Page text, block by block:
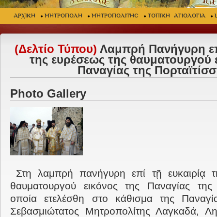
ΑΡΧΙΚΗ ΜΗΤΡΟΠΟΛΗ ΜΗΤΡΟΠΟΛΙΤΗΣ ΤΟΠΙΚΗ ΑΓΙΟΛΟΓΙΑ
(Δελτίο Τύπου) Λαμπρή Πανήγυρη
της ευρέσεως της θαυματουργού
Παναγίας της
Photo Gallery
Στη λαμπρή πανήγυρη επί τῇ ευκαιρίᾳ
θαυματουργού εικόνος της Παναγίας της
οποία ετελέσθη στο κάθισμα της
Σεβασμιώτατος Μητροπολίτης Λαγκαδά,